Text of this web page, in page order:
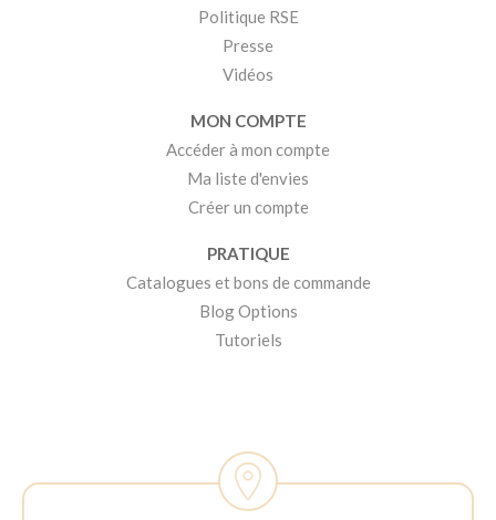
Politique RSE
Presse
Vidéos
MON COMPTE
Accéder à mon compte
Ma liste d'envies
Créer un compte
PRATIQUE
Catalogues et bons de commande
Blog Options
Tutoriels